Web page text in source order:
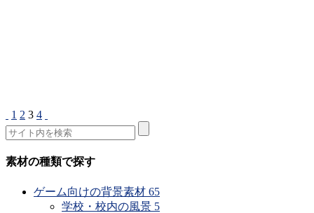
1 2 3 4
素材の種類で探す
ゲーム向けの背景素材 65
学校・校内の風景 5